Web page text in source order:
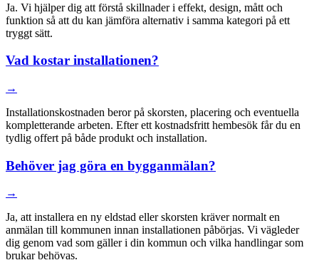
Ja. Vi hjälper dig att förstå skillnader i effekt, design, mått och
funktion så att du kan jämföra alternativ i samma kategori på ett
tryggt sätt.
Vad kostar installationen?
→
Installationskostnaden beror på skorsten, placering och eventuella
kompletterande arbeten. Efter ett kostnadsfritt hembesök får du en
tydlig offert på både produkt och installation.
Behöver jag göra en bygganmälan?
→
Ja, att installera en ny eldstad eller skorsten kräver normalt en
anmälan till kommunen innan installationen påbörjas. Vi vägleder
dig genom vad som gäller i din kommun och vilka handlingar som
brukar behövas.